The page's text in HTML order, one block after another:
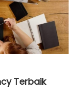
Terbaik